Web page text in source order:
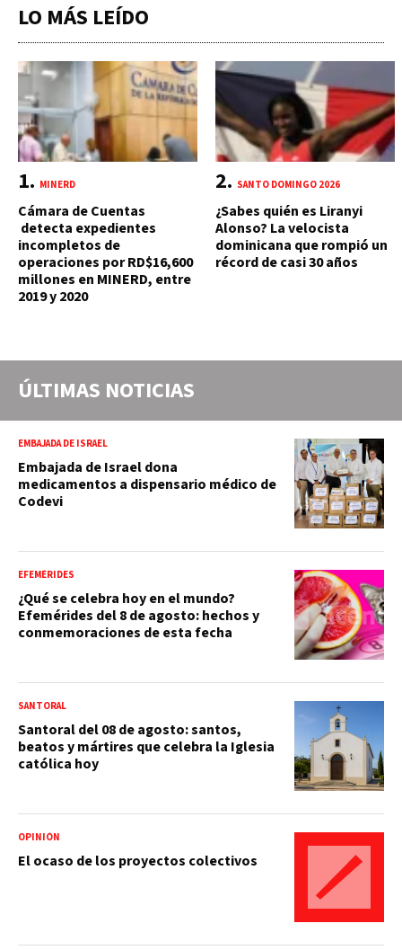
LO MÁS LEÍDO
MINERD
Cámara de Cuentas
detecta expedientes
incompletos de
operaciones por RD$16,600
millones en MINERD, entre
2019 y 2020
SANTO DOMINGO 2026
¿Sabes quién es Liranyi
Alonso? La velocista
dominicana que rompió un
récord de casi 30 años
ÚLTIMAS NOTICIAS
EMBAJADA DE ISRAEL
Embajada de Israel dona
medicamentos a dispensario médico de
Codevi
EFEMÉRIDES
¿Qué se celebra hoy en el mundo?
Efemérides del 8 de agosto: hechos y
conmemoraciones de esta fecha
SANTORAL
Santoral del 08 de agosto: santos,
beatos y mártires que celebra la Iglesia
católica hoy
OPINIÓN
El ocaso de los proyectos colectivos